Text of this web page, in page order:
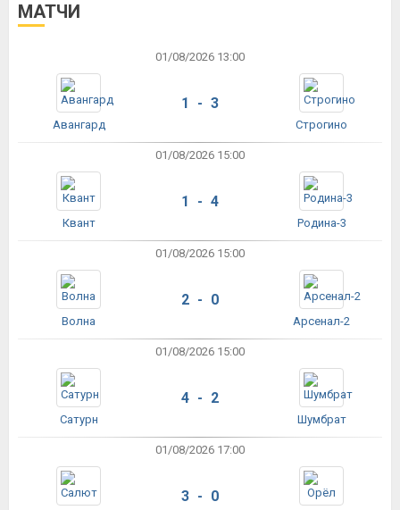
МАТЧИ
01/08/2026 13:00
Авангард
1 - 3
Строгино
01/08/2026 15:00
Квант
1 - 4
Родина-3
01/08/2026 15:00
Волна
2 - 0
Арсенал-2
01/08/2026 15:00
Сатурн
4 - 2
Шумбрат
01/08/2026 17:00
3 - 0